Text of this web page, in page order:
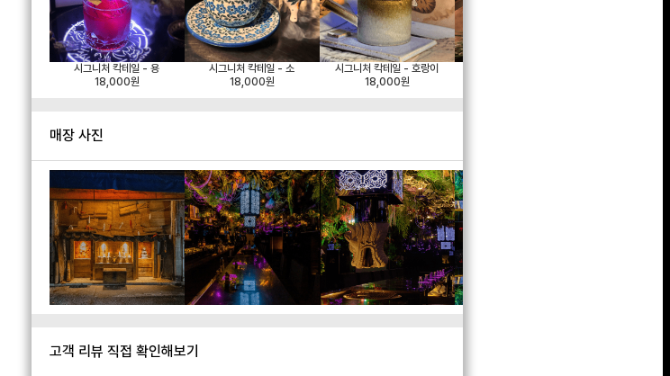
시그니처 칵테일 - 용
18,000원
시그니처 칵테일 - 소
18,000원
시그니처 칵테일 - 호랑이
18,000원
매장 사진
고객 리뷰 직접 확인해보기